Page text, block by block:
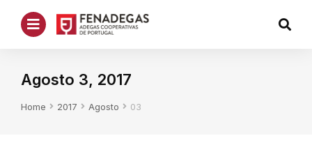
Agosto 3, 2017
You are here:
Home 2017 Agosto 03